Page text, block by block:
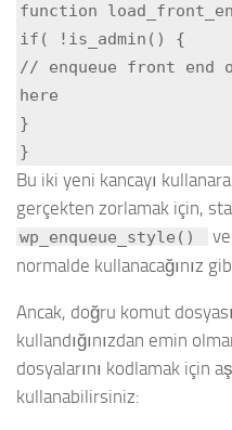
function
if( !is_admin() {
// enqueue front end
here
}
}
Bu iki yeni kancayı
gerçekten zorlamak için,
wp_enqueue_style() ve
normalde kullanacağınız
Ancak, doğru komut dosyası
kullandığınızdan emin
dosyalarını kodlamak için
kullanabilirsiniz: